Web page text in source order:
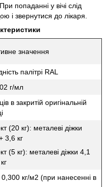
попаданні у вічі слід
і звернутися до лікаря.
значення
палітрі RAL
г/мл
в закритій оригінальній
(20 кг): металеві діжки
3,6 кг
(5 кг): металеві діжки 4,1
кг/м2 (при нанесенні в